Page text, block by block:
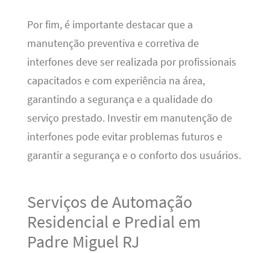
Por fim, é importante destacar que a
manutenção preventiva e corretiva de
interfones deve ser realizada por profissionais
capacitados e com experiência na área,
garantindo a segurança e a qualidade do
serviço prestado. Investir em manutenção de
interfones pode evitar problemas futuros e
garantir a segurança e o conforto dos usuários.
Serviços de Automação
Residencial e Predial em
Padre Miguel RJ